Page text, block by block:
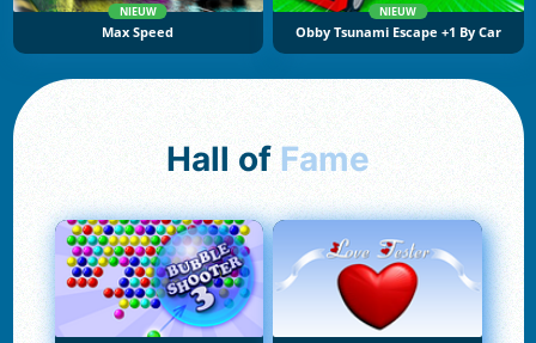
NIEUW
Max Speed
NIEUW
Obby Tsunami Escape +1 By Car
Hall of Fame